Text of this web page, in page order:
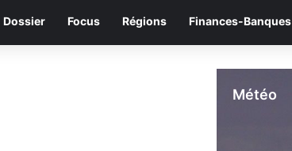
Dossier Focus Régions Finances-Banques
Météo